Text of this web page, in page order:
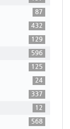
87
432
129
596
125
24
337
12
568